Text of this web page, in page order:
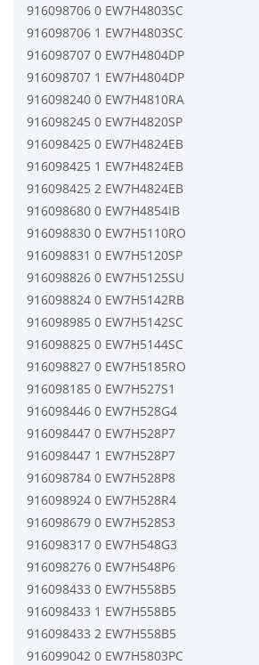
916098706 0 EW7H4803SC
916098706 1 EW7H4803SC
916098707 0 EW7H4804DP
916098707 1 EW7H4804DP
916098240 0 EW7H4810RA
916098245 0 EW7H4820SP
916098425 0 EW7H4824EB
916098425 1 EW7H4824EB
916098425 2 EW7H4824EB
916098680 0 EW7H4854IB
916098830 0 EW7H5110RO
916098831 0 EW7H5120SP
916098826 0 EW7H5125SU
916098824 0 EW7H5142RB
916098985 0 EW7H5142SC
916098825 0 EW7H5144SC
916098827 0 EW7H5185RO
916098185 0 EW7H527S1
916098446 0 EW7H528G4
916098447 0 EW7H528P7
916098447 1 EW7H528P7
916098784 0 EW7H528P8
916098924 0 EW7H528R4
916098679 0 EW7H528S3
916098317 0 EW7H548G3
916098276 0 EW7H548P6
916098433 0 EW7H558B5
916098433 1 EW7H558B5
916098433 2 EW7H558B5
916099042 0 EW7H5803PC